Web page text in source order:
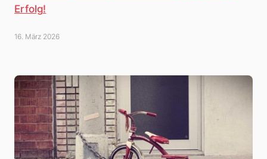
Erfolg!
16. März 2026